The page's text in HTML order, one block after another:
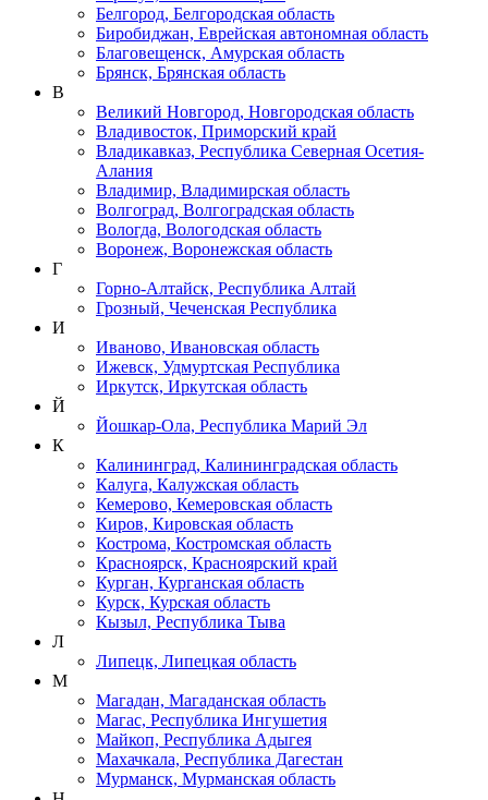
Белгород, Белгородская область
Биробиджан, Еврейская автономная область
Благовещенск, Амурская область
Брянск, Брянская область
В
Великий Новгород, Новгородская область
Владивосток, Приморский край
Владикавказ, Республика Северная Осетия-
Алания
Владимир, Владимирская область
Волгоград, Волгоградская область
Вологда, Вологодская область
Воронеж, Воронежская область
Г
Горно-Алтайск, Республика Алтай
Грозный, Чеченская Республика
И
Иваново, Ивановская область
Ижевск, Удмуртская Республика
Иркутск, Иркутская область
Й
Йошкар-Ола, Республика Марий Эл
К
Калининград, Калининградская область
Калуга, Калужская область
Кемерово, Кемеровская область
Киров, Кировская область
Кострома, Костромская область
Красноярск, Красноярский край
Курган, Курганская область
Курск, Курская область
Кызыл, Республика Тыва
Л
Липецк, Липецкая область
М
Магадан, Магаданская область
Магас, Республика Ингушетия
Майкоп, Республика Адыгея
Махачкала, Республика Дагестан
Мурманск, Мурманская область